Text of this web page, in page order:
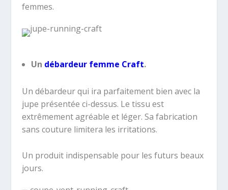
femmes.
Un débardeur femme Craft.
Un débardeur qui ira parfaitement bien avec la
jupe présentée ci-dessus. Le tissu est
extrêmement agréable et léger. Sa fabrication
sans couture limitera les irritations.
Un produit indispensable pour les futurs beaux
jours.